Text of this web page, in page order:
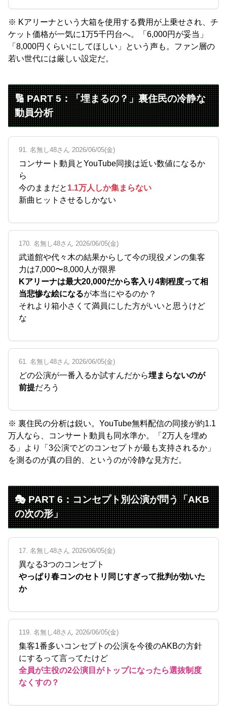
※ Kアリーナという大箱を使用する費用が上乗せされ、チ
ケット価格が一気に1万5千円台へ。「6,000円が妥当」
「8,000円くらいにしてほしい」という声も。ファン層の
若い世代には厳しい設定だ。
🔢 PART 5：「埋まるの？」裏住民の冷静な
動員分析
91. 名無し48さん 2026/06/05(金)
コンサート動員とYouTube同接は近い数値になるか
ら
今のままだと 1.1万人しか集まらない
新曲ヒットさせるしかない
170. 名無し48さん 2026/06/05(金)
武道館や代々木の結果からして今の現役メンの集客
力は7,000〜8,000人が限界
Kアリーナは最大20,000だから客入り4割程度って相
当悲惨な絵になるが本当にやるのか？
それより箱小さくて満員にした方がいいと思うけど
な
61. 名無し48さん 2026/06/05(金)
どの公演が一番入るか試すんだから埋まらないのが
前提だろう
※ 裏住民の分析は鋭い。YouTube無料配信の同接が約1.1
万人なら、コンサート動員も同水準か。「2万人を埋め
る」より「3公演でどのコンセプトが最も支持されるか」
を測るのが真の目的、というのが冷静な見方だ。
🎭 PART 6：コンセプト別公演が問う「AKB
の次の形」
17. 名無し48さん 2026/06/05(金)
異なる3つのコンセプト
やっぱり春コンのセトリ同じすぎって批判が効いた
か
119. 名無し48さん 2026/06/05(金)
集客1番多いコンセプトの公演を今後のAKBの方針
にするって言ってたけど
全員が主役の2公演目がトップになったら選抜制度
なくすの？